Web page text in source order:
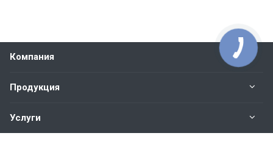
Компания
Продукция
Услуги